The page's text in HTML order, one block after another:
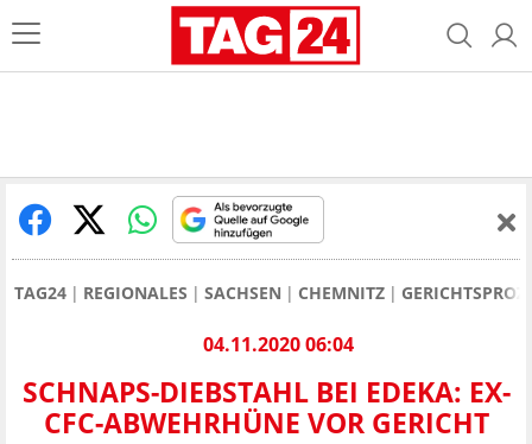
TAG24 REGIONALES SACHSEN CHEMNITZ
04.11.2020 06:04
SCHNAPS-DIEBSTAHL BEI EDEKA: EX-
CFC-ABWEHRHÜNE VOR GERICHT